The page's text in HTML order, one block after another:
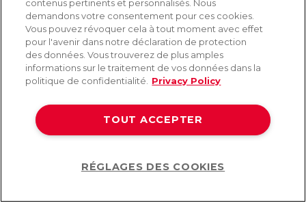
AIDE
Contact
Livraison et expédition
Foire aux questions
Protection des données
©2026 Lovehoney Group Switzerland AG. Tous droits réservés.
contenus pertinents et personnalisés. Nous
demandons votre consentement pour ces cookies.
Vous pouvez révoquer cela à tout moment avec effet
pour l'avenir dans notre déclaration de protection
des données. Vous trouverez de plus amples
informations sur le traitement de vos données dans la
politique de confidentialité.
Privacy Policy
TOUT ACCEPTER
RÉGLAGES DES COOKIES